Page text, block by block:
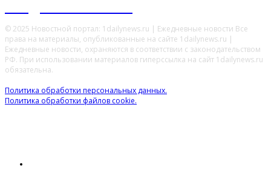
© 2025 Новостной портал: 1dailynews.ru | Ежедневные новости Все
права на материалы, опубликованные на сайте 1dailynews.ru |
Ежедневные новости, охраняются в соответствии с законодательством
РФ. При использовании материалов гиперссылка на сайт 1dailynews.ru
обязательна.
Политика обработки персональных данных.
Политика обработки файлов cookie.